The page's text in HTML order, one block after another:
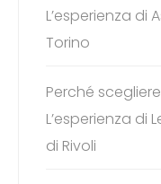
L’esperienza di
Torino
Perché
L’esperienza di
di Rivoli